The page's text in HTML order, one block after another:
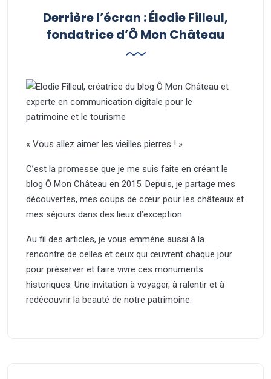
Derrière l’écran : Élodie Filleul,
fondatrice d’Ô Mon Château
« Vous allez aimer les vieilles pierres ! »
C’est la promesse que je me suis faite en créant le
blog Ô Mon Château en 2015. Depuis, je partage mes
découvertes, mes coups de cœur pour les châteaux et
mes séjours dans des lieux d’exception.
Au fil des articles, je vous emmène aussi à la
rencontre de celles et ceux qui œuvrent chaque jour
pour préserver et faire vivre ces monuments
historiques. Une invitation à voyager, à ralentir et à
redécouvrir la beauté de notre patrimoine.